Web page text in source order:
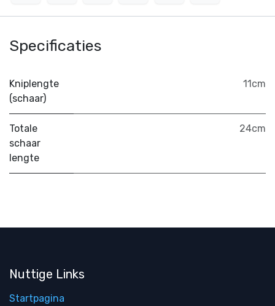
Specificaties
Kniplengte
(schaar)
11cm
Totale
schaar
lengte
24cm
Nuttige Links
Startpagina